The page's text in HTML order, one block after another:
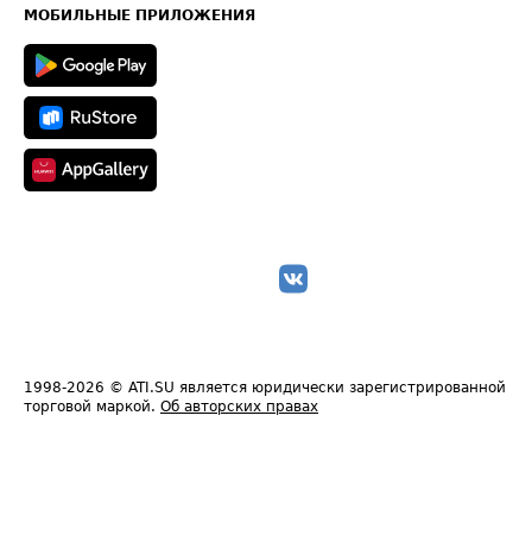
Техническая информация
МОБИЛЬНЫЕ ПРИЛОЖЕНИЯ
1998-2026 © ATI.SU является юридически зарегистрированной
торговой маркой. Об авторских правах